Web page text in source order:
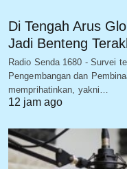
Di Tengah Arus
Jadi Benteng
Radio Senda 1680 - Survei
Pengembangan dan
memprihatinkan, yakni…
12 jam ago